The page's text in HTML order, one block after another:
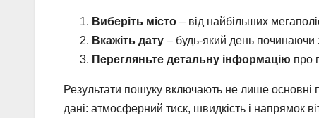
Виберіть місто – від найбільших
Вкажіть дату – будь-який день починаючи
Перегляньте детальну інформацію про
Результати пошуку включають не лише основні
дані: атмосферний тиск, швидкість і напрямок